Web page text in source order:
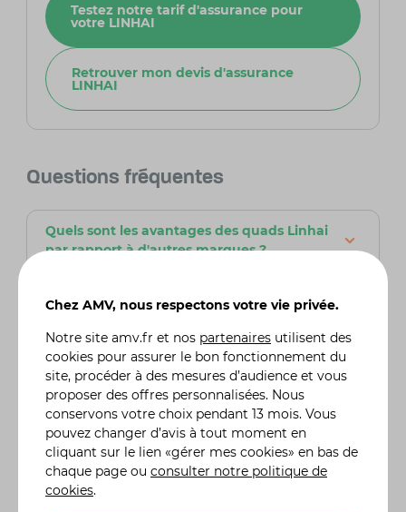
Testez notre tarif d'assurance pour
votre LINHAI
Retrouver mon devis d'assurance
LINHAI
Questions fréquentes
Quels sont les avantages des quads Linhai
par rapport à d'autres marques ?
leur capacité à affronter des terrains difficiles.
dotés de moteurs puissants et de technologies
modernes, tout en restant accessibles
financièrement. De plus, Linhai propose une
large gamme de modèles, allant des quads
utilitaires aux véhicules de loisirs, ce qui permet
de répondre à divers besoins et budgets.
Est-ce que les quads Linhai sont adaptés
aux débutants ?
Chez AMV, nous respectons votre vie privée.
Notre site amv.fr et nos partenaires utilisent des
cookies pour assurer le bon fonctionnement du
site, procéder à des mesures d’audience et vous
proposer des offres personnalisées. Nous
conservons votre choix pendant 13 mois. Vous
pouvez changer d’avis à tout moment en
cliquant sur le lien «gérer mes cookies» en bas de
chaque page ou consulter notre politique de
cookies.